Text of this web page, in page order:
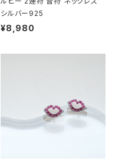
シルバー925
¥8,980